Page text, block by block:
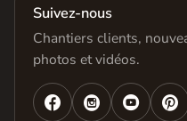
Suivez-nous
Chantiers clients,
photos et vidéos.
   